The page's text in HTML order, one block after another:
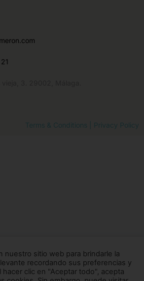
Terms & Conditions | Privacy Policy
nuestro sitio web para brindarle la
recordando sus preferencias y
hacer clic en "Aceptar todo", acepta